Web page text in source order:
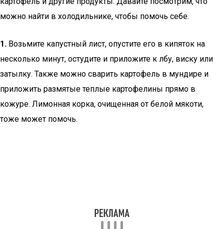
можно найти в холодильнике, чтобы помочь себе.
1. Возьмите капустный лист, опустите его в кипяток на
несколько минут, остудите и приложите к лбу, виску или
затылку. Также можно сварить картофель в мундире и
приложить размятые теплые картофелины прямо в
кожуре. Лимонная корка, очищенная от белой мякоти,
тоже может помочь.